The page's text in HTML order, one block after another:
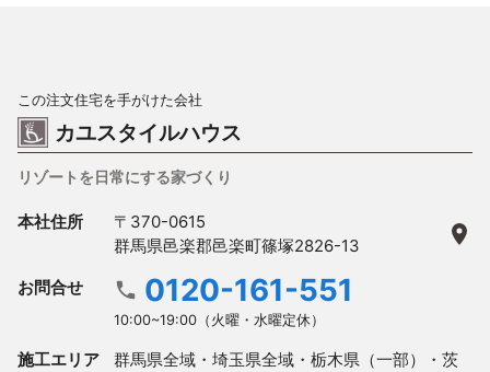
この注文住宅を手がけた会社
カユスタイルハウス
リゾートを日常にする家づくり
本社住所
〒370-0615
群馬県邑楽郡邑楽町篠塚2826-13
お問合せ 0120-161-551
10:00~19:00（火曜・水曜定休）
施工エリア
群馬県全域・埼玉県全域・栃木県（一部）・茨